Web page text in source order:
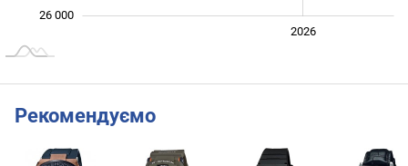
26 000
2026
Рекомендуємо